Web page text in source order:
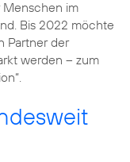
im
Bis 2022 möchte
Partner der
werden – zum